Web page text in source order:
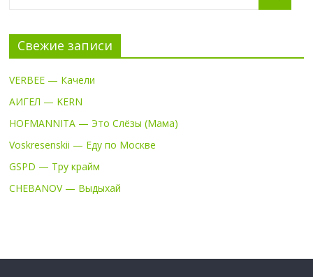
Свежие записи
VERBEE — Качели
АИГЕЛ — KERN
HOFMANNITA — Это Слёзы (Мама)
Voskresenskii — Еду по Москве
GSPD — Тру крайм
CHEBANOV — Выдыхай